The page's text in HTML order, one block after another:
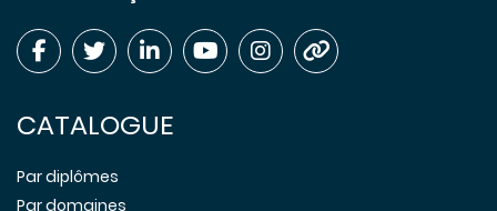
CATALOGUE
Par diplômes
Par domaines